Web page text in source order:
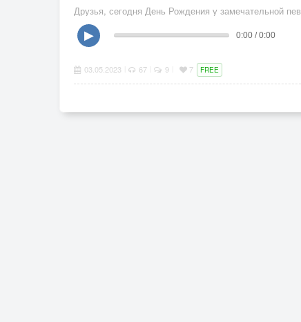
Друзья, сегодня День Рождения у замечательной
▶ 0:00 / 0:00
03.05.2023 67 9 7 FREE